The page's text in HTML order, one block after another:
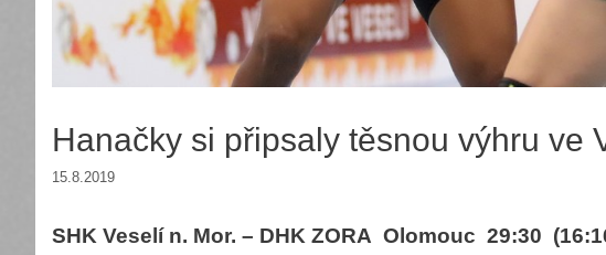
Hanačky si připsaly těsnou výhru ve
15.8.2019
SHK Veselí n. Mor. – DHK ZORA Olomouc 29:30